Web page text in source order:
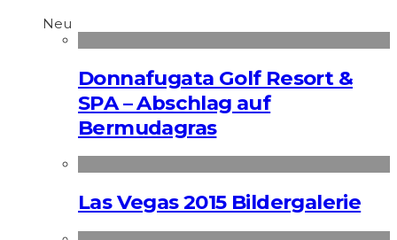
Neu
Donnafugata Golf Resort &
SPA – Abschlag auf
Bermudagras
Las Vegas 2015 Bildergalerie